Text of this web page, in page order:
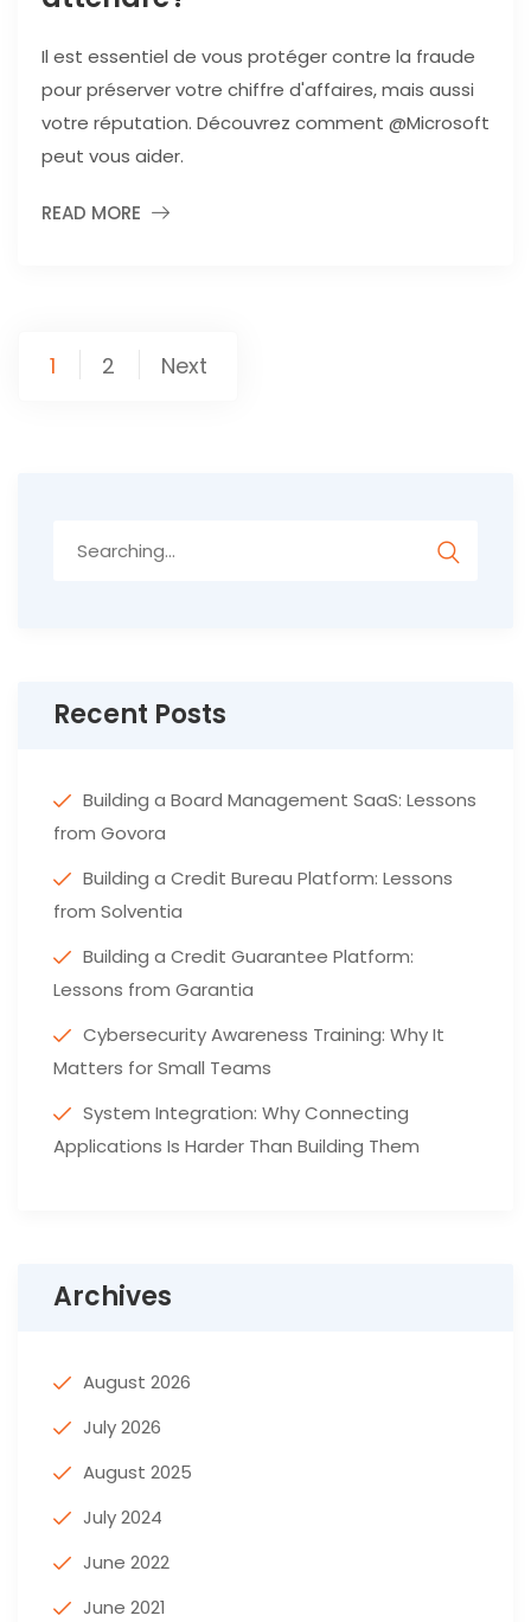
Il est essentiel de vous protéger contre la fraude
pour préserver votre chiffre d'affaires, mais aussi
votre réputation. Découvrez comment @Microsoft
peut vous aider.
READ MORE
Posts
1 2 Next
Recent Posts
Building a Board Management SaaS: Lessons
from Govora
Building a Credit Bureau Platform: Lessons
from Solventia
Building a Credit Guarantee Platform:
Lessons from Garantia
Cybersecurity Awareness Training: Why It
Matters for Small Teams
System Integration: Why Connecting
Applications Is Harder Than Building Them
Archives
August 2026
July 2026
August 2025
July 2024
June 2022
June 2021